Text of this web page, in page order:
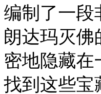
编制了一段
朗达玛灭佛
密地隐藏在
找到这些宝